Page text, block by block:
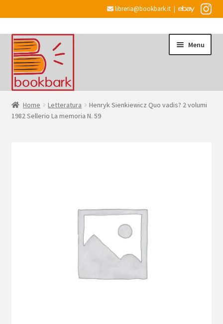
libreria@bookbark.it |
Vai
alla
navigazione
Vai
al
contenuto
Menu
HomeHome Letteratura
Henryk Sienkiewicz Quo vadis? 2 volumi
1982 Sellerio La memoria N. 59